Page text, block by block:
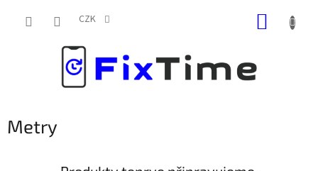
CZK
Metry